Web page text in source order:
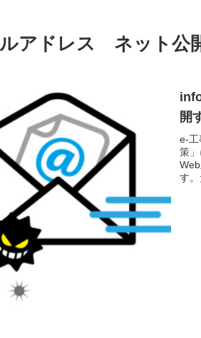
アドレス ネット公
開
e-工
策
す